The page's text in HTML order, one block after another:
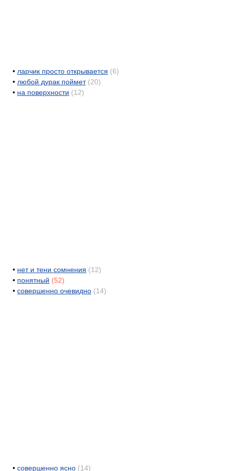
• ларчик просто открывается (6)
• любой дурак поймет (20)
• на поверхности (12)
• нет и тени сомнения (12)
• понятный (52)
• совершенно очевидно (14)
• совершенно ясно (14)